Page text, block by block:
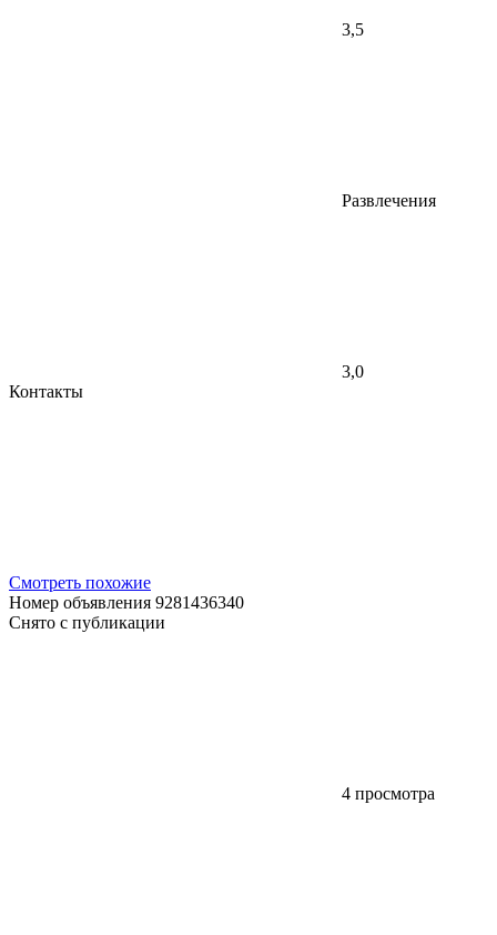
3,5
Развлечения
3,0
Контакты
Смотреть похожие
Номер объявления 9281436340
Снято с публикации
4 просмотра